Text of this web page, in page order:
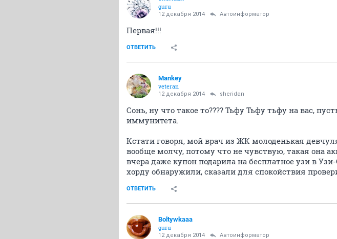
guru
12 декабря 2014 Автоинформатор
Первая!!!
ОТВЕТИТЬ
Mankey
veteran
12 декабря 2014 sheridan
Сонь, ну что такое то???? Тьфу Тьфу тьфу на вас,
иммунитета.
Кстати говоря, мой врач из ЖК молоденькая
вообще молчу, потому что не чувствую, такая она
вчера даже купон подарила на бесплатное узи в
хорду обнаружили, сказали для спокойствия
ОТВЕТИТЬ
Boltywkaaa
guru
12 декабря 2014 Автоинформатор